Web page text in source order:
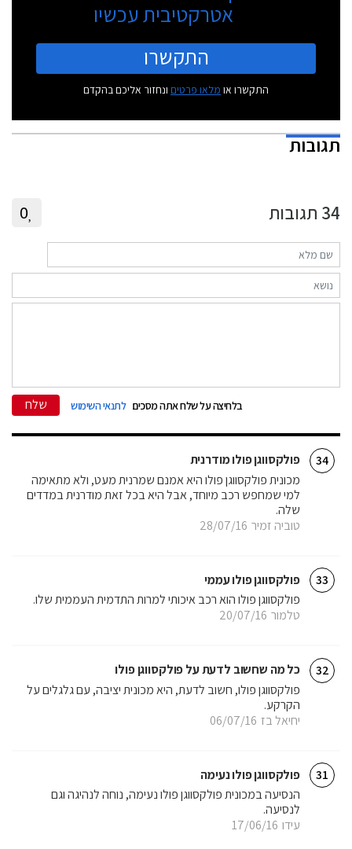
אטרקטיבית עכשיו
התקשרו
התקשרו או מלאו פרטים ונחזור אליכם בהקדם
תגובות
34 תגובות 0
בלחיצה על שלח אתה מסכים לתנאי השימוש שלח
34 פולקסווגן פולו מודרנית
טוביה זמיר 28/07/16
מכונית פולקסווגן פולו היא אמנם שמרנית מעט, ולא מתאימה
למי שמחפש רכב מיוחד, אבל היא בכל זאת מודרנית במדדים
שלה.
33 פולקסווגן פולו עממי
טלמור 20/07/16
פולקסווגן פולו הוא רכב איכותי למרות התדמית העממית שלו.
32 כל מה שחשוב לדעת על פולקסווגן פולו
יחיאל בז 06/07/16
פולקסווגן פולו, חשוב לדעת, היא מכונית יציבה, עם גלגלים על
הקרקע.
31 פולקסווגן פולו נעימה
עידו 17/06/16
הנסיעה במכונית פולקסווגן פולו נעימה, נוחה לנהיגה וגם
לנסיעה.